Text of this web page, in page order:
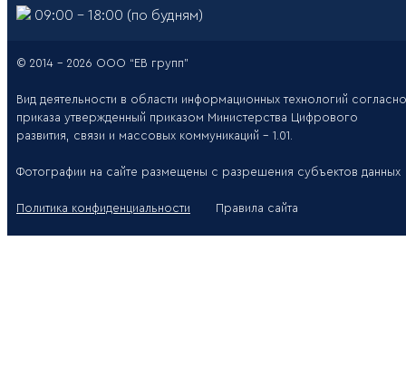
09:00 – 18:00 (по будням)
© 2014 - 2026 ООО “ЕВ групп”
Вид деятельности в области информационных технологий согласно
приказа утвержденный приказом Министерства Цифрового
развития, связи и массовых коммуникаций - 1.01.
Фотографии на сайте размещены с разрешения субъектов данных
Политика конфиденциальности Правила сайта